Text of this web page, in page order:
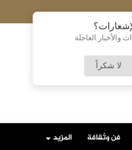
والأخبار العاجلة
لا شكراً
الكويت': إحباط تهريب 4,255 حبة 'كبتاغون' مع مسافر قادم من سورية
فن وثقافة المزيد